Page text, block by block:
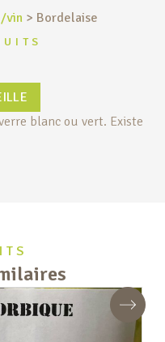
vin > Bordelaise
blanc ou vert. Existe